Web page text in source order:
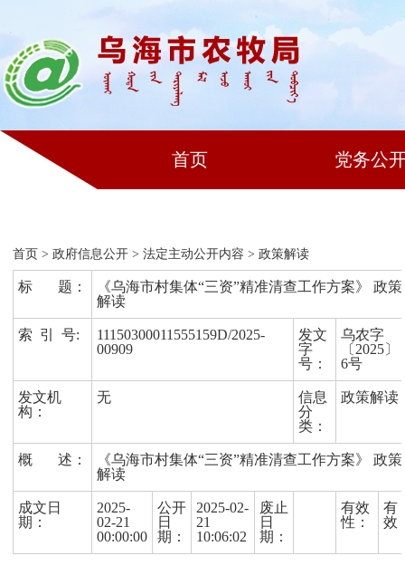
首页 党务公
首页 >政府信息公开 >法定主动公开内容 >政策解读
标 题：
《乌海市村集体“三资”精准清查工作方案》 政策
解读
索 引 号:
11150300011555159D/2025-
00909
发文
字
号：
乌农字
〔2025〕
6号
发文机
构：
无
信息
分
类：
政策解读
概 述：
《乌海市村集体“三资”精准清查工作方案》 政策
解读
成文日
期：
2025-
02-21
00:00:00
公开
日
期：
2025-02-
21
10:06:02
废止
日
期：
有效
性：
有
效